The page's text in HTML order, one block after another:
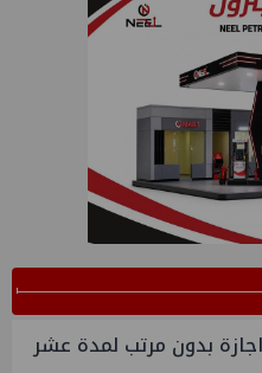
بدون مرتب لمدة عشر